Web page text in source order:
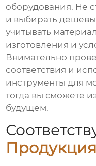
оборудования. Не
и выбирать
учитывать
изготовления и
Внимательно
соответствия и
инструменты для
тогда вы сможете
будущем.
Продукция